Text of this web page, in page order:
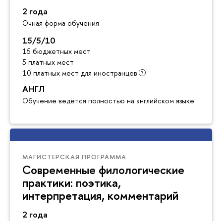
2 года
Очная форма обучения
15/5/10
15 бюджетных мест
5 платных мест
10 платных мест для иностранцев
АНГЛ
Обучение ведётся полностью на английском языке
МАГИСТЕРСКАЯ ПРОГРАММА
Современные филологические
практики: поэтика,
интерпретация, комментарий
2 года